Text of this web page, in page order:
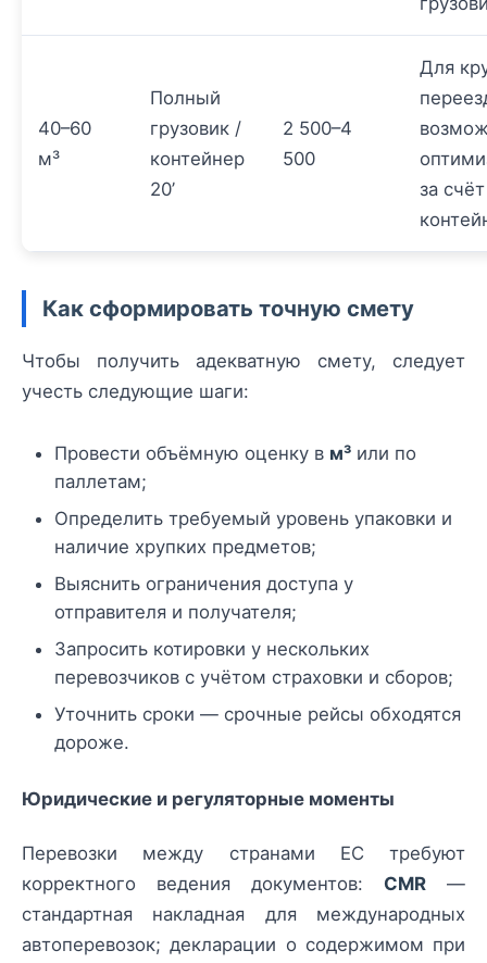
40–60
м³
Полный
грузовик /
контейнер
20’
2 500–4
500
Для
за счёт
Как сформировать точную смету
Чтобы получить адекватную смету, следует
учесть следующие шаги:
Провести объёмную оценку в м³ или по
паллетам;
Определить требуемый уровень упаковки и
наличие хрупких предметов;
Выяснить ограничения доступа у
отправителя и получателя;
Запросить котировки у нескольких
перевозчиков с учётом страховки и сборов;
Уточнить сроки — срочные рейсы обходятся
дороже.
Юридические и регуляторные моменты
Перевозки между странами ЕС требуют
корректного ведения документов: CMR —
стандартная накладная для международных
автоперевозок; декларации о содержимом при